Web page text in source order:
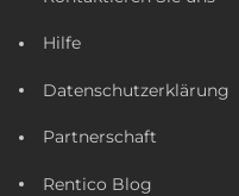
Hilfe
Datenschutzerklärung
Partnerschaft
Rentico Blog